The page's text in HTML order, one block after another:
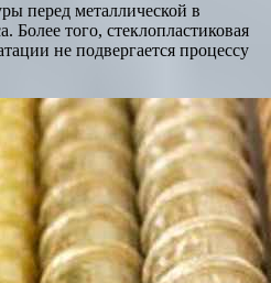
перед металлической в
Более того, стеклопластиковая
не подвергается процессу